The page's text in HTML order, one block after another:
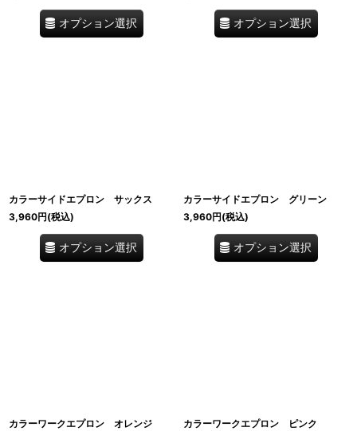
オプション選択 オプション選択
カラーサイドエプロン サックス
3,960円(税込)
オプション選択
カラーサイドエプロン グリーン
3,960円(税込)
オプション選択
カラーワークエプロン オレンジ
カラーワークエプロン ピンク